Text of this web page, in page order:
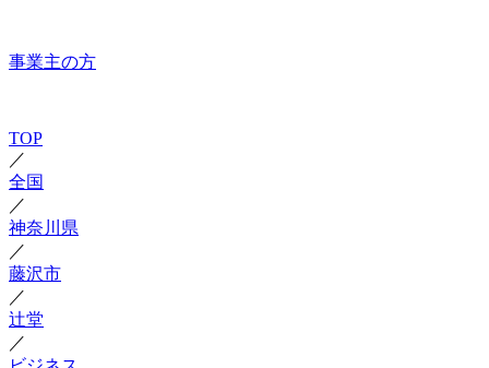
事業主の方
TOP
／
全国
／
神奈川県
／
藤沢市
／
辻堂
／